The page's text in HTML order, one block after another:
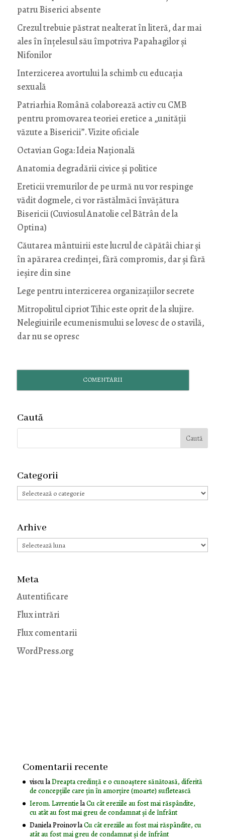
patru Biserici absente
Crezul trebuie păstrat nealterat în literă, dar mai
ales în înțelesul său împotriva Papahagilor și
Nifonilor
Interzicerea avortului la schimb cu educaţia
sexuală
Patriarhia Română colaborează activ cu CMB
pentru promovarea teoriei eretice a „unității
văzute a Bisericii”. Vizite oficiale
Octavian Goga: Ideia Naţională
Anatomia degradării civice și politice
Ereticii vremurilor de pe urmă nu vor respinge
vădit dogmele, ci vor răstălmăci învățătura
Bisericii (Cuviosul Anatolie cel Bătrân de la
Optina)
Căutarea mântuirii este lucrul de căpătâi chiar și
în apărarea credinței, fără compromis, dar și fără
ieșire din sine
Lege pentru interzicerea organizaţiilor secrete
Mitropolitul cipriot Tihic este oprit de la slujire.
Nelegiuirile ecumenismului se lovesc de o stavilă,
dar nu se opresc
COMENTARII
Caută
Categorii
Categorii
Arhive
Arhive
Meta
Autentificare
Flux intrări
Flux comentarii
WordPress.org
Comentarii recente
visculaDreapta credință e o cunoaștere sănătoasă, diferită
de concepțiile care țin în amorțire (moarte) sufletească
Ierom. LavrentielaCu cât ereziile au fost mai răspândite,
cu atât au fost mai greu de condamnat și de înfrânt
Daniela ProinovlaCu cât ereziile au fost mai răspândite, cu
atât au fost mai greu de condamnat și de înfrânt